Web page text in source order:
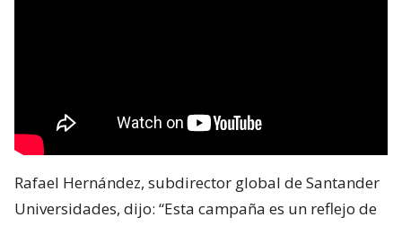
Rafael Hernández, subdirector global de Santander
Universidades, dijo: “Esta campaña es un reflejo de